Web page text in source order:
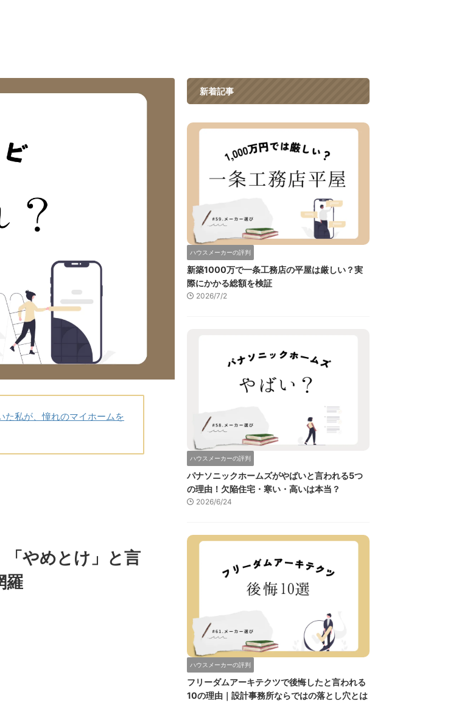
た私が、憧れのマイホームを
やめとけ」と言
羅
新着記事
ハウスメーカーの評判
新築1000万で一条工務店の平屋は厳しい？実
際にかかる総額を検証
2026/7/2
ハウスメーカーの評判
パナソニックホームズがやばいと言われる5つ
の理由！欠陥住宅・寒い・高いは本当？
2026/6/24
ハウスメーカーの評判
フリーダムアーキテクツで後悔したと言われる
10の理由｜設計事務所ならではの落とし穴とは